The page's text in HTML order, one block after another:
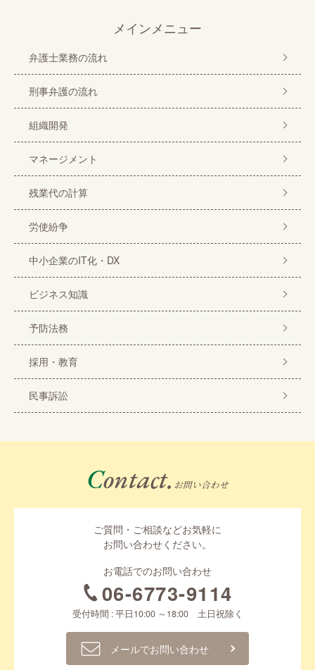
メインメニュー
弁護士業務の流れ
刑事弁護の流れ
組織開発
マネージメント
残業代の計算
労使紛争
中小企業のIT化・DX
ビジネス知識
予防法務
採用・教育
民事訴訟
Contact. お問い合わせ
ご質問・ご相談などお気軽に
お問い合わせください。
お電話でのお問い合わせ
06-6773-9114
受付時間 : 平日10:00 ～18:00 土日祝除く
メールでお問い合わせ